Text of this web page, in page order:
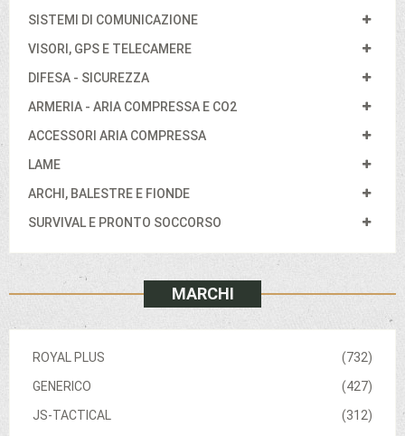
SISTEMI DI COMUNICAZIONE
VISORI, GPS E TELECAMERE
DIFESA - SICUREZZA
ARMERIA - ARIA COMPRESSA E CO2
ACCESSORI ARIA COMPRESSA
LAME
ARCHI, BALESTRE E FIONDE
SURVIVAL E PRONTO SOCCORSO
MARCHI
(732)
ROYAL PLUS
(427)
GENERICO
(312)
JS-TACTICAL